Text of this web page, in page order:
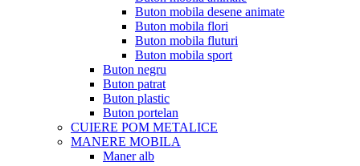
Buton mobila desene animate
Buton mobila flori
Buton mobila fluturi
Buton mobila sport
Buton negru
Buton patrat
Buton plastic
Buton portelan
CUIERE POM METALICE
MANERE MOBILA
Maner alb